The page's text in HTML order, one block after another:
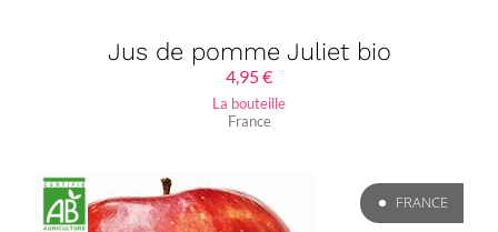
Jus de pomme Juliet bio
4,95€
La bouteille
France
FRANCE